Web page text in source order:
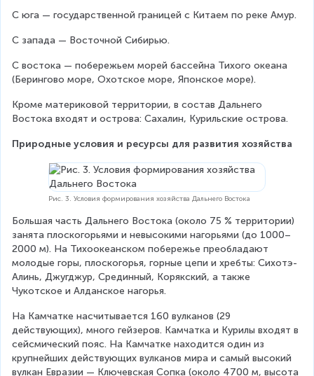
С юга — государственной границей с Китаем по реке Амур.
С запада — Восточной Сибирью.
С востока — побережьем морей бассейна Тихого океана
(Берингово море, Охотское море, Японское море).
Кроме материковой территории, в состав Дальнего
Востока входят и острова: Сахалин, Курильские острова.
Природные условия и ресурсы для развития хозяйства
Рис. 3. Условия формирования хозяйства Дальнего Востока
Большая часть Дальнего Востока (около 75 % территории)
занята плоскогорьями и невысокими нагорьями (до 1000–
2000 м). На Тихоокеанском побережье преобладают
молодые горы, плоскогорья, горные цепи и хребты: Сихотэ-
Алинь, Джугджур, Срединный, Корякский, а также
Чукотское и Алданское нагорья.
На Камчатке насчитывается 160 вулканов (29
действующих), много гейзеров. Камчатка и Курилы входят в
сейсмический пояс. На Камчатке находится один из
крупнейших действующих вулканов мира и самый высокий
вулкан Евразии — Ключевская Сопка (около 4700 м, высота